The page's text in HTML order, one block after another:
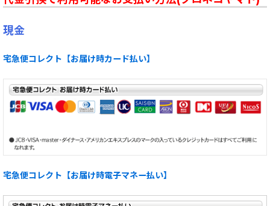
現金
宅急便コレクト【お届け時カード払い】
宅急便コレクト【お届け時電子マネー払い】